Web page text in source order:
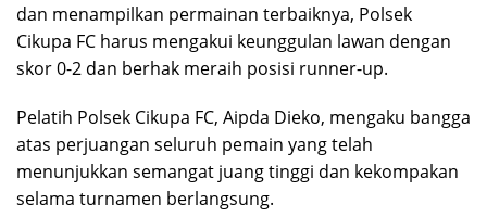
dan menampilkan permainan terbaiknya, Polsek
Cikupa FC harus mengakui keunggulan lawan dengan
skor 0-2 dan berhak meraih posisi runner-up.
Pelatih Polsek Cikupa FC, Aipda Dieko, mengaku bangga
atas perjuangan seluruh pemain yang telah
menunjukkan semangat juang tinggi dan kekompakan
selama turnamen berlangsung.